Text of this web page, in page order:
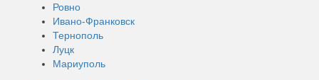
Ровно
Ивано-Франковск
Тернополь
Луцк
Мариуполь